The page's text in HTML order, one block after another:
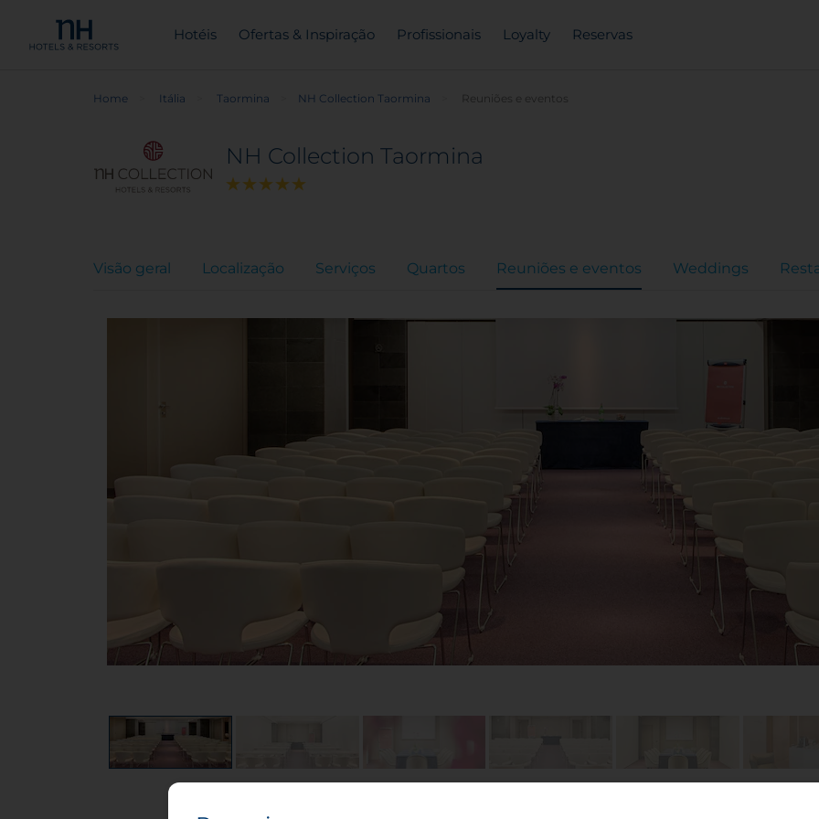
Hotéis Ofertas & Inspiração Profissionais Loyalty Reservas
Home Itália Taormina NH Collection Taormina Reuniões e eventos
NH Collection Taormina
Visão geral Localização Serviços Quartos Reuniões e eventos Weddings